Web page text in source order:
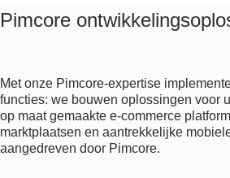
te zorgen dat uw marketinginspanningen zo
Pimcore
Met onze Pimcore-expertise
functies: we bouwen oplossingen voor
op maat gemaakte e-commerce
marktplaatsen en aantrekkelijke
aangedreven door Pimcore.